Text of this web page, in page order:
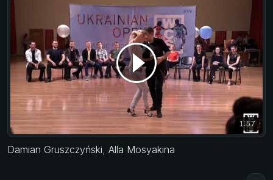
1:57
Damian Gruszczyński Alla Mosyakina